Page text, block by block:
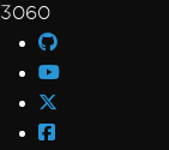
3060